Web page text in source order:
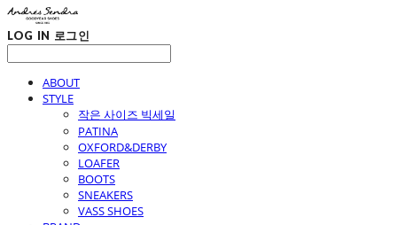
LOG IN 로그인
ABOUT
STYLE
작은 사이즈 빅세일
PATINA
OXFORD&DERBY
LOAFER
BOOTS
SNEAKERS
VASS SHOES